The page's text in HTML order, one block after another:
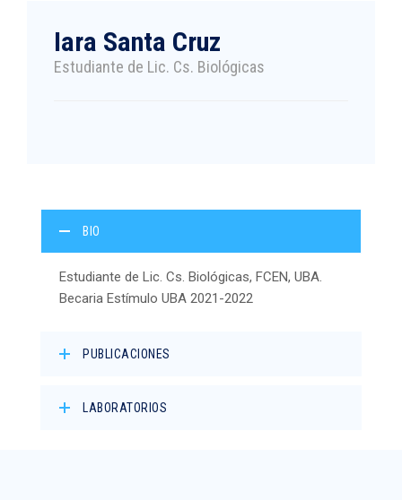
Iara Santa Cruz
Estudiante de Lic. Cs. Biológicas
BIO
Estudiante de Lic. Cs. Biológicas, FCEN, UBA.
Becaria Estímulo UBA 2021-2022
PUBLICACIONES
LABORATORIOS